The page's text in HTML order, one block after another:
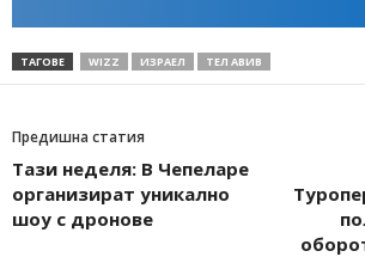
ТАГОВЕ WIZZ ИЗРАЕЛ ТЕЛ АВИВ
Предишна статия
Тази неделя: В Чепеларе
организират уникално
шоу с дронове